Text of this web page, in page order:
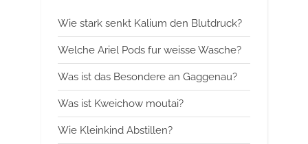
o
s
t
Wie stark senkt Kalium den Blutdruck?
Welche Ariel Pods fur weisse Wasche?
Was ist das Besondere an Gaggenau?
Was ist Kweichow moutai?
Wie Kleinkind Abstillen?